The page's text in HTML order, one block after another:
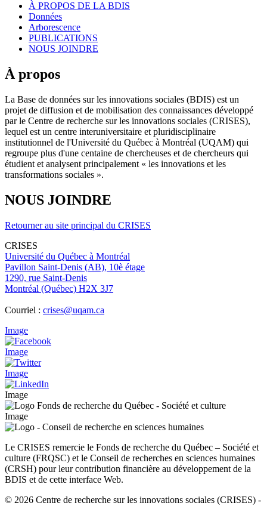
À PROPOS DE LA BDIS
Données
Arborescence
PUBLICATIONS
NOUS JOINDRE
À propos
La Base de données sur les innovations sociales (BDIS) est un
projet de diffusion et de mobilisation des connaissances développé
par le Centre de recherche sur les innovations sociales (CRISES),
lequel est un centre interuniversitaire et pluridisciplinaire
institutionnel de l'Université du Québec à Montréal (UQAM) qui
regroupe plus d'une centaine de chercheuses et de chercheurs qui
étudient et analysent principalement « les innovations et les
transformations sociales ».
NOUS JOINDRE
Retourner au site principal du CRISES
CRISES
Université du Québec à Montréal
Pavillon Saint-Denis (AB), 10è étage
1290, rue Saint-Denis
Montréal (Québec) H2X 3J7
Courriel : crises@uqam.ca
Image
Image
Image
Image
Image
Le CRISES remercie le Fonds de recherche du Québec – Société et
culture (FRQSC) et le Conseil de recherches en sciences humaines
(CRSH) pour leur contribution financière au développement de la
BDIS et de cette interface Web.
© 2026 Centre de recherche sur les innovations sociales (CRISES) -